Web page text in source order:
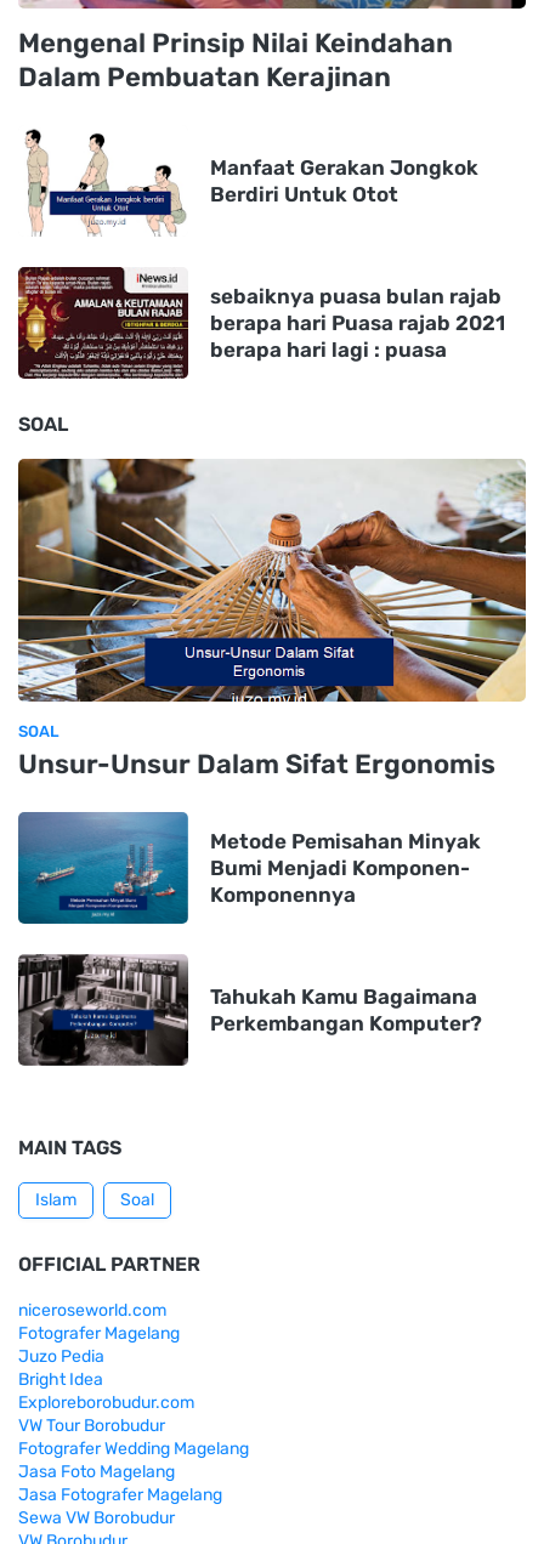
Mengenal Prinsip Nilai Keindahan
Dalam Pembuatan Kerajinan
Manfaat Gerakan Jongkok
Berdiri Untuk Otot
sebaiknya puasa bulan rajab
berapa hari Puasa rajab 2021
berapa hari lagi : puasa
SOAL
SOAL
Unsur-Unsur Dalam Sifat Ergonomis
Metode Pemisahan Minyak
Bumi Menjadi Komponen-
Komponennya
Tahukah Kamu Bagaimana
Perkembangan Komputer?
MAIN TAGS
Islam Soal
OFFICIAL PARTNER
niceroseworld.com
Fotografer Magelang
Juzo Pedia
Bright Idea
Exploreborobudur.com
VW Tour Borobudur
Fotografer Wedding Magelang
Jasa Foto Magelang
Jasa Fotografer Magelang
Sewa VW Borobudur